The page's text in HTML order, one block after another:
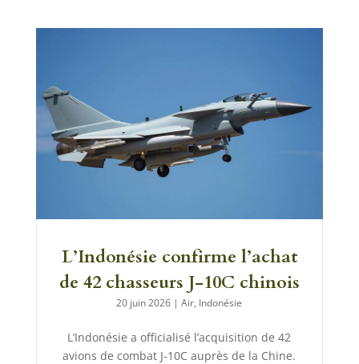
L’Indonésie confirme l’achat
de 42 chasseurs J-10C chinois
20 juin 2026 |Air, Indonésie
L’Indonésie a officialisé l’acquisition de 42
avions de combat J-10C auprès de la Chine.